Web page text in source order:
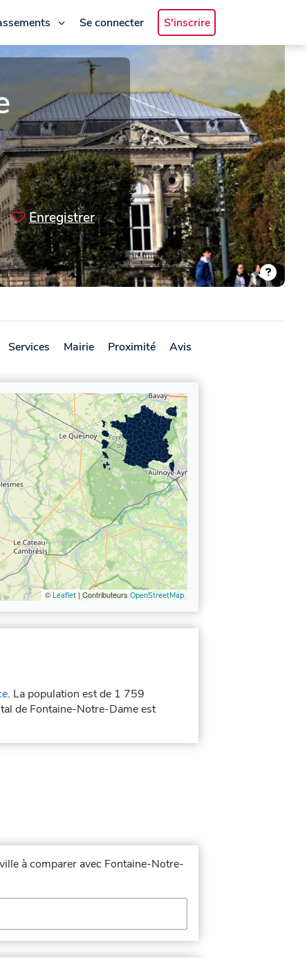
Se connecter S'inscrire
Enregistrer
Services Mairie Proximité Avis
© Leaflet | Contributeurs OpenStreetMap
. La population est de 1 759
de Fontaine-Notre-Dame est
à comparer avec Fontaine-Notre-